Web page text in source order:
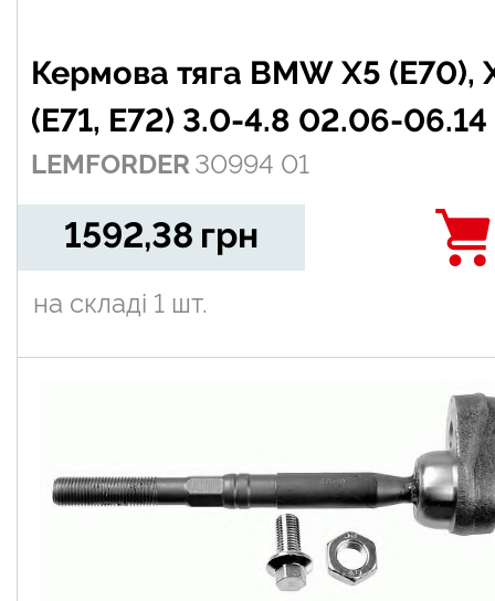
Кермова тяга BMW X5 (E70),
(E71, E72) 3.0-4.8 02.06-06.14
LEMFORDER30994 01
1592,38 грн
на складі 1 шт.